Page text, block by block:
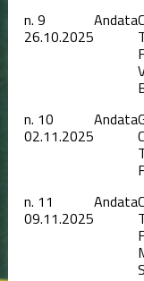
n. 9
26.10.2025
Andata
n. 10
02.11.2025
Andata
n. 11
09.11.2025
Andata